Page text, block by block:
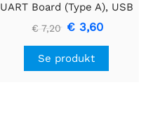
UART Board (Type A), USB
til TTL (UART)
kommunikationsmodul
€ 7,20 € 3,60
Se produkt